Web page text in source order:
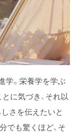
学。栄養学を学ぶ
に気づき、それ以
さを伝えたいと
でも驚くほど、そ